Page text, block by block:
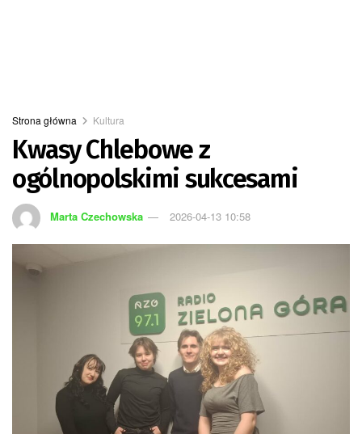
Strona główna Kultura
Kwasy Chlebowe z
ogólnopolskimi sukcesami
Marta Czechowska 2026-04-13 10:58